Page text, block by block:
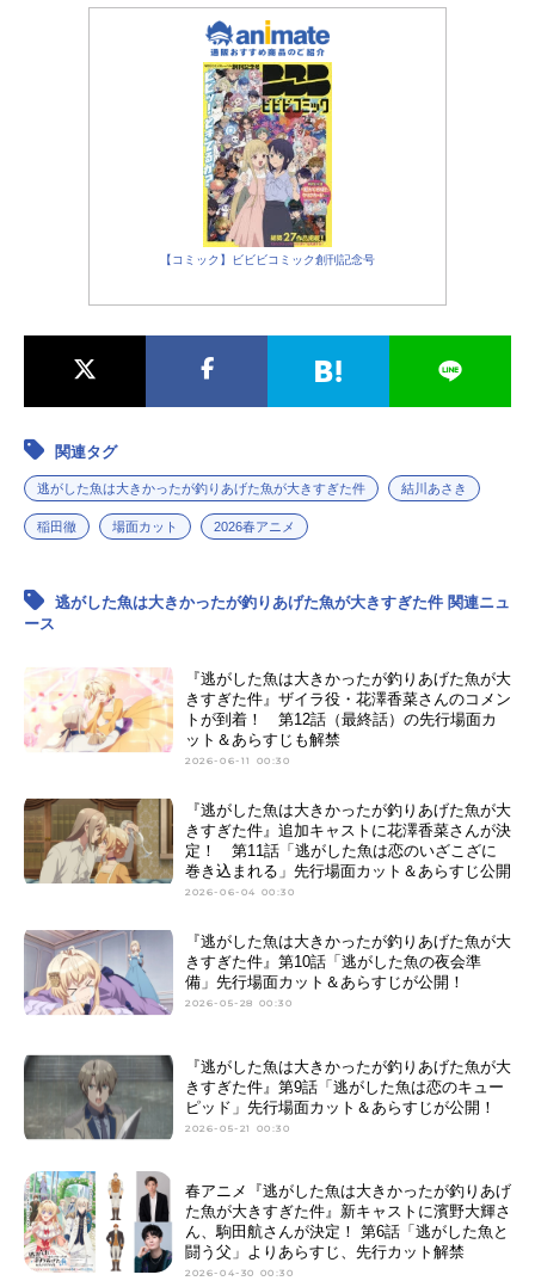
【コミック】ビビビコミック創刊記念号
関連タグ
逃がした魚は大きかったが釣りあげた魚が大きすぎた件 結川あさき
稲田徹 場面カット 2026春アニメ
逃がした魚は大きかったが釣りあげた魚が大きすぎた件 関連ニュ
ース
『逃がした魚は大きかったが釣りあげた魚が大
きすぎた件』ザイラ役・花澤香菜さんのコメン
トが到着！ 第12話（最終話）の先行場面カ
ット＆あらすじも解禁
2026-06-11 00:30
『逃がした魚は大きかったが釣りあげた魚が大
きすぎた件』追加キャストに花澤香菜さんが決
定！ 第11話「逃がした魚は恋のいざこざに
巻き込まれる」先行場面カット＆あらすじ公開
2026-06-04 00:30
『逃がした魚は大きかったが釣りあげた魚が大
きすぎた件』第10話「逃がした魚の夜会準
備」先行場面カット＆あらすじが公開！
2026-05-28 00:30
『逃がした魚は大きかったが釣りあげた魚が大
きすぎた件』第9話「逃がした魚は恋のキュー
ピッド」先行場面カット＆あらすじが公開！
2026-05-21 00:30
春アニメ『逃がした魚は大きかったが釣りあげ
た魚が大きすぎた件』新キャストに濱野大輝さ
ん、駒田航さんが決定！ 第6話「逃がした魚と
闘う父」よりあらすじ、先行カット解禁
2026-04-30 00:30